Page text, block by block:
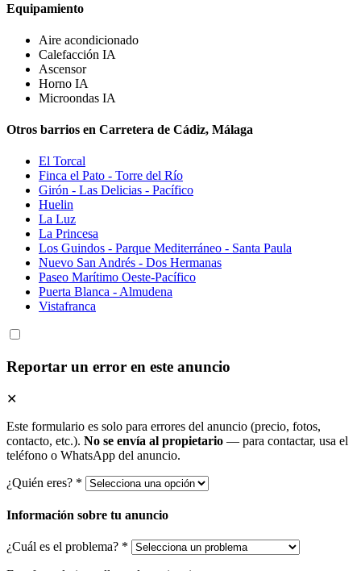
Equipamiento
Aire acondicionado
Calefacción IA
Ascensor
Horno IA
Microondas IA
Otros barrios en Carretera de Cádiz, Málaga
El Torcal
Finca el Pato - Torre del Río
Girón - Las Delicias - Pacífico
Huelin
La Luz
La Princesa
Los Guindos - Parque Mediterráneo - Santa Paula
Nuevo San Andrés - Dos Hermanas
Paseo Marítimo Oeste-Pacífico
Puerta Blanca - Almudena
Vistafranca
Reportar un error en este anuncio
✕
Este formulario es solo para errores del anuncio (precio, fotos,
contacto, etc.). No se envía al propietario — para contactar, usa el
teléfono o WhatsApp del anuncio.
¿Quién eres? *
Información sobre tu anuncio
¿Cuál es el problema? *